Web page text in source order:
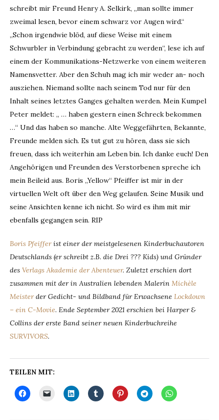
schreibt mir Freund Henry A. Selkirk, „man sollte immer
zweimal lesen, bevor einem schwarz vor Augen wird.“
„Schon irgendwie blöd, auf diese Weise mit einem
Schwurbler in Verbindung gebracht zu werden“, lese ich auf
einem der Kommunikations-Netzwerke von einem weiteren
Namensvetter. Aber den Schuh mag ich mir weder an- noch
ausziehen. Niemand sollte nach seinem Tod nur für den
Inhalt seines letztes Ganges gehalten werden. Mein Kumpel
Peter meldet: „ … haben gestern einen Schreck bekommen
…“ Und das haben so manche. Alte Weggefährten, Bekannte,
Freunde melden sich. Es tut gut zu hören, dass sie sich
freuen, dass ich weiterhin am Leben bin. Ich danke euch! Den
Angehörigen und Freunden des Verstorbenen spreche ich
mein Beileid aus. Boris „Yellow“ Pfeiffer ist mir in der
virtuellen Welt oft über den Weg gelaufen. Seine Musik und
seine Ansichten kenne ich nicht. So wird es ihm mit mir
ebenfalls gegangen sein. RIP
Boris Pfeifferist einer der meistgelesenen Kinderbuchautoren
Deutschlands (er schreibt z.B. die Drei ??? Kids) und Gründer
des Verlags Akademie der Abenteuer. Zuletzt erschien dort
zusammen mit der in Australien lebenden Malerin Michèle
Meisterder Gedicht- und Bildband für Erwachsene Lockdown
– ein C-Movie. Ende September 2021 erschien bei Harper &
Collins der erste Band seiner neuen Kinderbuchreihe
SURVIVORS.
TEILEN MIT: